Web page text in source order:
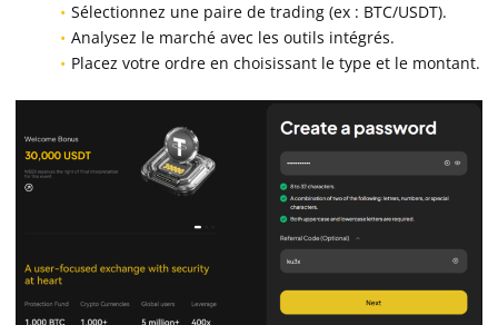
Sélectionnez une paire de trading (ex : BTC/USDT).
Analysez le marché avec les outils intégrés.
Placez votre ordre en choisissant le type et le montant.